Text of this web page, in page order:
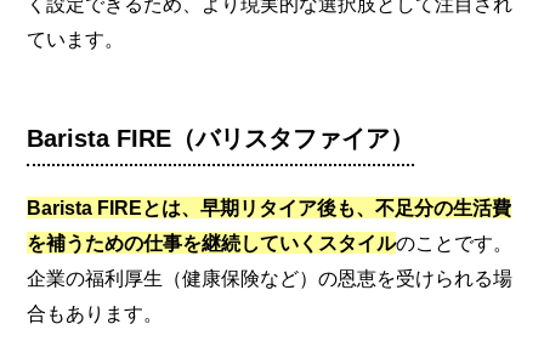
ています。
Barista FIRE（バリスタファイア）
Barista FIREとは、早期リタイア後も、不足分の生活費
を補うための仕事を継続していくスタイルのことです。
企業の福利厚生（健康保険など）の恩恵を受けられる場
合もあります。